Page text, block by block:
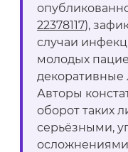
22378117),
случаи
молодых
декоративные
Авторы
оборот таких
серьёзными,